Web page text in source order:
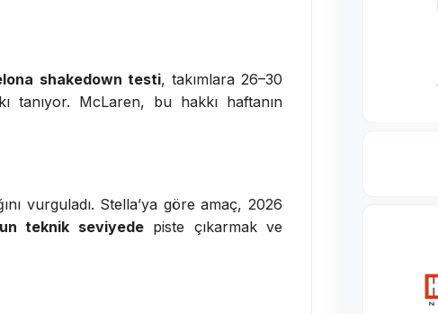
shakedown testi, takımlara 26–30
tanıyor. McLaren, bu hakkı haftanın
vurguladı. Stella’ya göre amaç, 2026
teknik seviyedepiste çıkarmak ve